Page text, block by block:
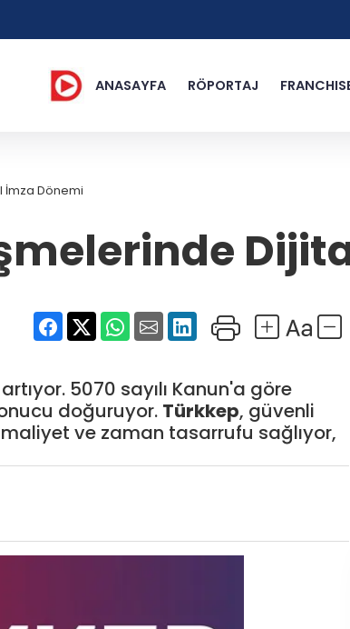
ANASAYFA RÖPORTAJ
İmza Dönemi
artıyor. 5070 sayılı Kanun'a göre
doğuruyor. Türkkep, güvenli
maliyet ve zaman tasarrufu sağlıyor,